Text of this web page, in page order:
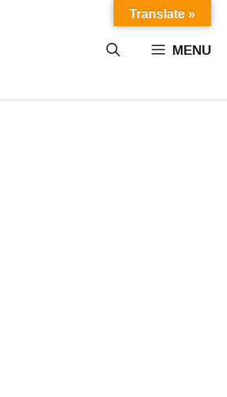
MENU
Translate »